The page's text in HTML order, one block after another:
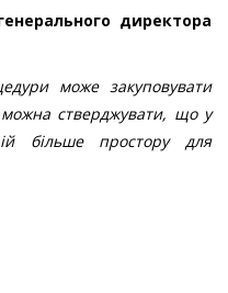
директора
може закуповувати
стверджувати, що у
більше простору для